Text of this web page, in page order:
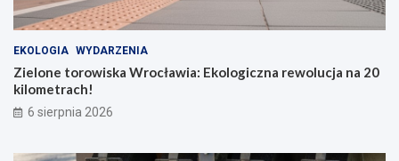
EKOLOGIA WYDARZENIA
Zielone torowiska Wrocławia: Ekologiczna rewolucja na 20
kilometrach!
6 sierpnia 2026